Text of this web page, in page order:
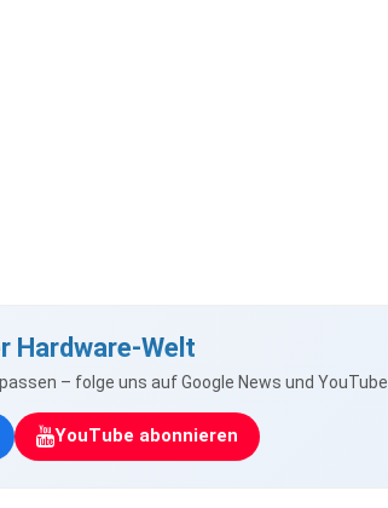
Hardware-Welt
– folge uns auf Google News und YouTube.
YouTube abonnieren